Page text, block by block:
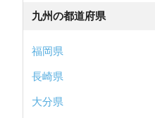
九州の都道府県
福岡県
長崎県
大分県